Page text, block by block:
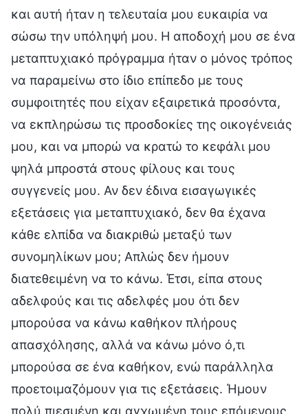
και αυτή ήταν η τελευταία μου ευκαιρία να
σώσω την υπόληψή μου. Η αποδοχή μου σε ένα
μεταπτυχιακό πρόγραμμα ήταν ο μόνος τρόπος
να παραμείνω στο ίδιο επίπεδο με τους
συμφοιτητές που είχαν εξαιρετικά προσόντα,
να εκπληρώσω τις προσδοκίες της οικογένειάς
μου, και να μπορώ να κρατώ το κεφάλι μου
ψηλά μπροστά στους φίλους και τους
συγγενείς μου. Αν δεν έδινα εισαγωγικές
εξετάσεις για μεταπτυχιακό, δεν θα έχανα
κάθε ελπίδα να διακριθώ μεταξύ των
συνομηλίκων μου; Απλώς δεν ήμουν
διατεθειμένη να το κάνω. Έτσι, είπα στους
αδελφούς και τις αδελφές μου ότι δεν
μπορούσα να κάνω καθήκον πλήρους
απασχόλησης, αλλά να κάνω μόνο ό,τι
μπορούσα σε ένα καθήκον, ενώ παράλληλα
προετοιμαζόμουν για τις εξετάσεις. Ήμουν
πολύ πιεσμένη και αγχωμένη τους επόμενους